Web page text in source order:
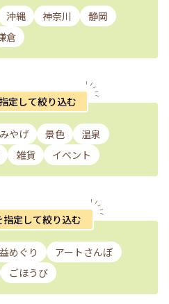
沖縄 神奈川
静岡
倉
定して絞り込む
やげ 景色
温泉
雑貨 イベント
指定して絞り込む
めぐり
アートさんぽ
ごほうび